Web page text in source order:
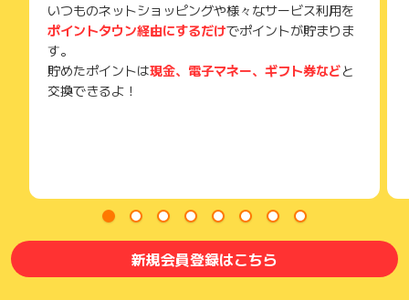
いつものネットショッピングや様々なサービス利用を
ポイントタウン経由にするだけでポイントが貯まりま
す。
貯めたポイントは現金、電子マネー、ギフト券などと
交換できるよ！
新規会員登録はこちら